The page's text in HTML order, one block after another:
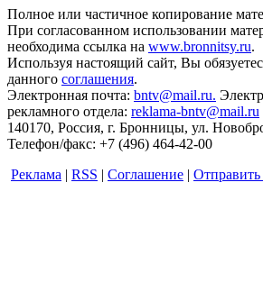
Полное или частичное копирование
При согласованном использовании
необходима ссылка на www.bronnitsy.ru.
Используя настоящий сайт, Вы
данного соглашения.
Электронная почта: bntv@mail.ru.
рекламного отдела: reklama-bntv@mail.ru
140170, Россия, г. Бронницы, ул.
Телефон/факс: +7 (496) 464-42-00
Реклама | RSS | Соглашение |